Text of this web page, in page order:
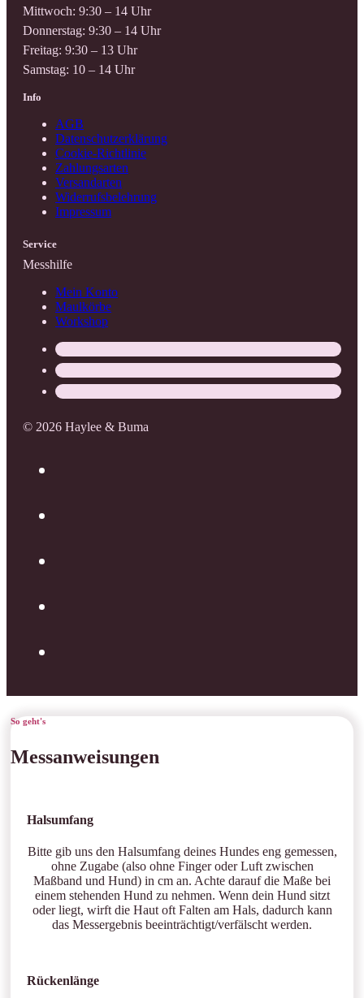
Mittwoch: 9:30 – 14 Uhr
Donnerstag: 9:30 – 14 Uhr
Freitag: 9:30 – 13 Uhr
Samstag: 10 – 14 Uhr
Info
AGB
Datenschutzerklärung
Cookie-Richtlinie
Zahlungsarten
Versandarten
Widerrufsbelehrung
Impressum
Service
Messhilfe
Mein Konto
Maulkörbe
Workshop
© 2026 Haylee & Buma
So geht's
Messanweisungen
Halsumfang
Bitte gib uns den Halsumfang deines Hundes eng gemessen,
ohne Zugabe (also ohne Finger oder Luft zwischen
Maßband und Hund) in cm an. Achte darauf die Maße bei
einem stehenden Hund zu nehmen. Wenn dein Hund sitzt
oder liegt, wirft die Haut oft Falten am Hals, dadurch kann
das Messergebnis beeinträchtigt/verfälscht werden.
Rückenlänge